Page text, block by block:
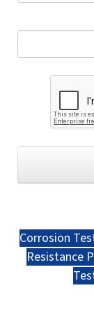
Corrosion
Resistance